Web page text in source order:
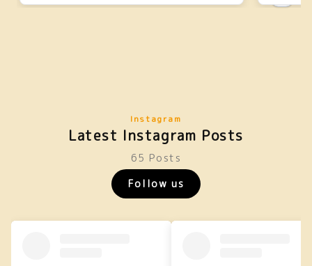
Instagram
Latest Instagram Posts
65 Posts
Follow us